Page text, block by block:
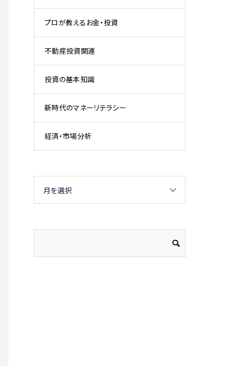
プロが教えるお金・投資
不動産投資関連
投資の基本知識
新時代のマネーリテラシー
経済・市場分析
月を選択